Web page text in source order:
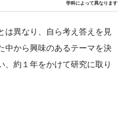
学科によって異なります
は異なり、自ら考え答えを見
中から興味のあるテーマを決
、約１年をかけて研究に取り